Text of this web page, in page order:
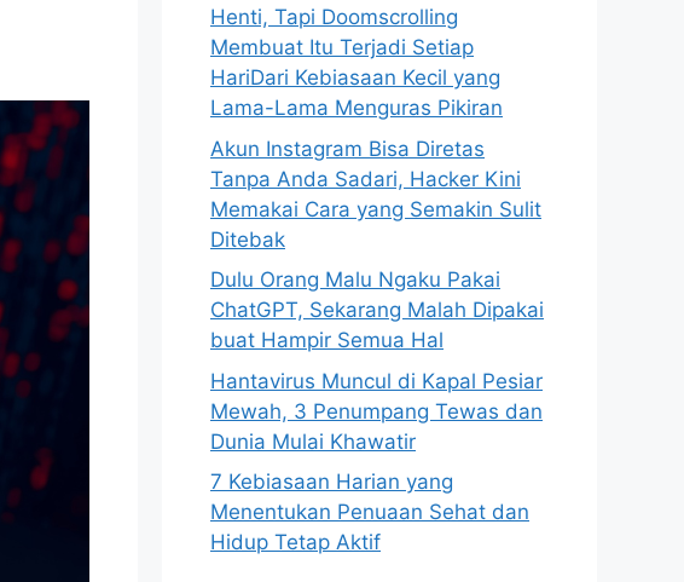
Henti, Tapi Doomscrolling
Membuat Itu Terjadi Setiap
HariDari Kebiasaan Kecil yang
Lama-Lama Menguras Pikiran
Akun Instagram Bisa Diretas
Tanpa Anda Sadari, Hacker Kini
Memakai Cara yang Semakin Sulit
Ditebak
Dulu Orang Malu Ngaku Pakai
ChatGPT, Sekarang Malah Dipakai
buat Hampir Semua Hal
Hantavirus Muncul di Kapal Pesiar
Mewah, 3 Penumpang Tewas dan
Dunia Mulai Khawatir
7 Kebiasaan Harian yang
Menentukan Penuaan Sehat dan
Hidup Tetap Aktif